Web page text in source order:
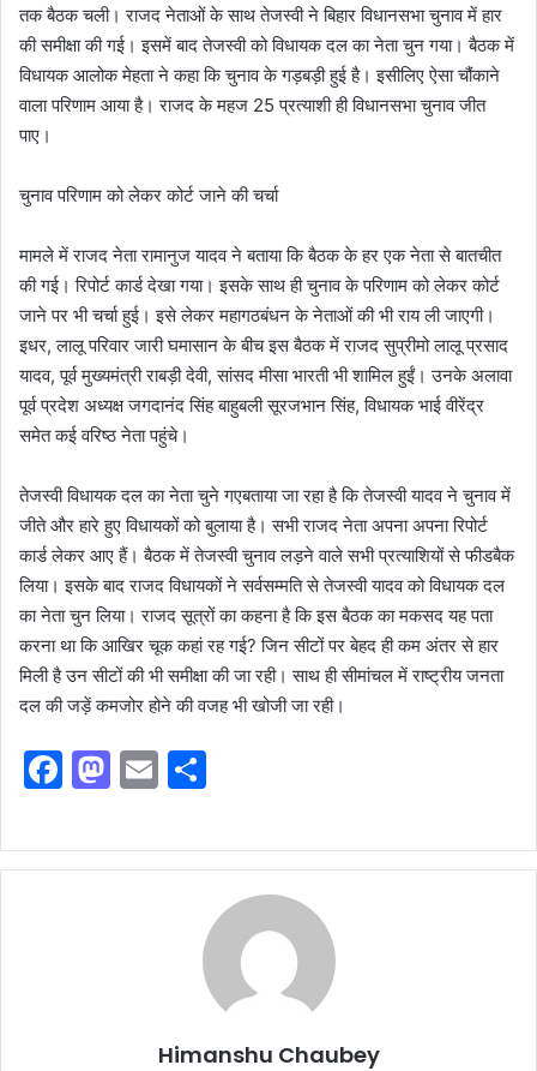
तक बैठक चली। राजद नेताओं के साथ तेजस्वी ने बिहार विधानसभा चुनाव में हार
की समीक्षा की गई। इसमें बाद तेजस्वी को विधायक दल का नेता चुन गया। बैठक में
विधायक आलोक मेहता ने कहा कि चुनाव के गड़बड़ी हुई है। इसीलिए ऐसा चौंकाने
वाला परिणाम आया है। राजद के महज 25 प्रत्याशी ही विधानसभा चुनाव जीत
पाए।
चुनाव परिणाम को लेकर कोर्ट जाने की चर्चा
मामले में राजद नेता रामानुज यादव ने बताया कि बैठक के हर एक नेता से बातचीत
की गई। रिपोर्ट कार्ड देखा गया। इसके साथ ही चुनाव के परिणाम को लेकर कोर्ट
जाने पर भी चर्चा हुई। इसे लेकर महागठबंधन के नेताओं की भी राय ली जाएगी।
इधर, लालू परिवार जारी घमासान के बीच इस बैठक में राजद सुप्रीमो लालू प्रसाद
यादव, पूर्व मुख्यमंत्री राबड़ी देवी, सांसद मीसा भारती भी शामिल हुईं। उनके अलावा
पूर्व प्रदेश अध्यक्ष जगदानंद सिंह बाहुबली सूरजभान सिंह, विधायक भाई वीरेंद्र
समेत कई वरिष्ठ नेता पहुंचे।
तेजस्वी विधायक दल का नेता चुने गएबताया जा रहा है कि तेजस्वी यादव ने चुनाव में
जीते और हारे हुए विधायकों को बुलाया है। सभी राजद नेता अपना अपना रिपोर्ट
कार्ड लेकर आए हैं। बैठक में तेजस्वी चुनाव लड़ने वाले सभी प्रत्याशियों से फीडबैक
लिया। इसके बाद राजद विधायकों ने सर्वसम्मति से तेजस्वी यादव को विधायक दल
का नेता चुन लिया। राजद सूत्रों का कहना है कि इस बैठक का मकसद यह पता
करना था कि आखिर चूक कहां रह गई? जिन सीटों पर बेहद ही कम अंतर से हार
मिली है उन सीटों की भी समीक्षा की जा रही। साथ ही सीमांचल में राष्ट्रीय जनता
दल की जड़ें कमजोर होने की वजह भी खोजी जा रही।
F
c
e
M
st
o
E
ai
l
ar
e
Himanshu Chaubey